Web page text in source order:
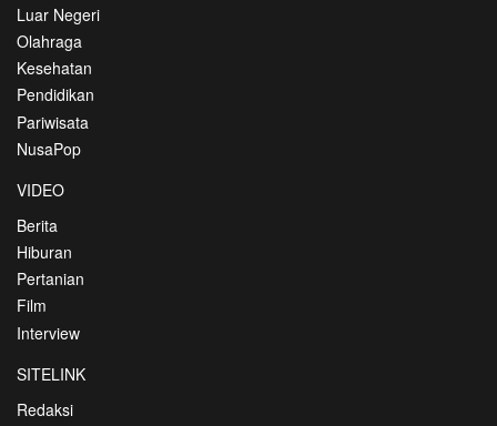
Luar Negeri
Olahraga
Kesehatan
Pendidikan
Pariwisata
NusaPop
VIDEO
Berita
Hiburan
Pertanian
Film
Interview
SITELINK
Redaksi